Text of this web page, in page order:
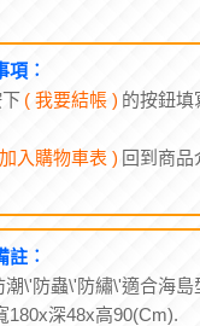
項︰
( 我要結帳 ) 的按鈕填
入購物車表 ) 回到商品
註︰
\'防蟲\'防繡\'適合海島
深48x高90(Cm).